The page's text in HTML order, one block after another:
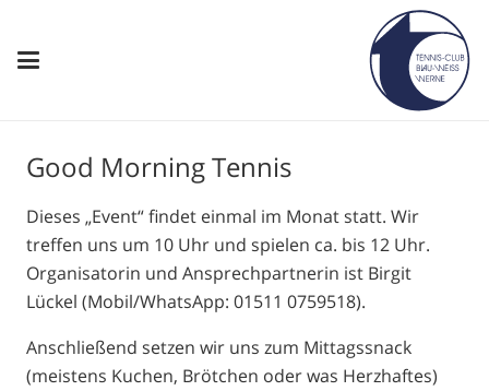
Good Morning Tennis
Dieses „Event“ findet einmal im Monat statt. Wir
treffen uns um 10 Uhr und spielen ca. bis 12 Uhr.
Organisatorin und Ansprechpartnerin ist Birgit
Lückel (Mobil/WhatsApp: 01511 0759518).
Anschließend setzen wir uns zum Mittagssnack
(meistens Kuchen, Brötchen oder was Herzhaftes)